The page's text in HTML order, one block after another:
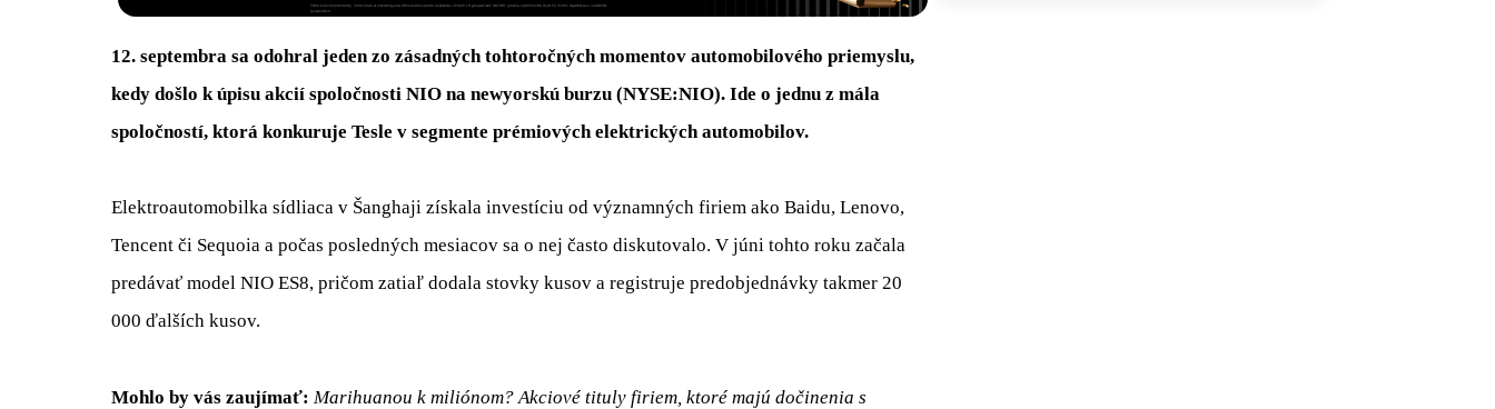
12. septembra sa odohral jeden zo zásadných tohtoročných momentov automobilového priemyslu,
kedy došlo k úpisu akcií spoločnosti NIO na newyorskú burzu (NYSE:NIO). Ide o jednu z mála
spoločností, ktorá konkuruje Tesle v segmente prémiových elektrických automobilov.
Elektroautomobilka sídliaca v Šanghaji získala investíciu od významných firiem ako Baidu, Lenovo,
Tencent či Sequoia a počas posledných mesiacov sa o nej často diskutovalo. V júni tohto roku začala
predávať model NIO ES8, pričom zatiaľ dodala stovky kusov a registruje predobjednávky takmer 20
000 ďalších kusov.
Mohlo by vás zaujímať: Marihuanou k miliónom? Akciové tituly firiem, ktoré majú dočinenia s